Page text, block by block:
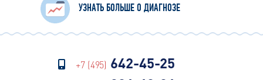
УЗНАТЬ БОЛЬШЕ О ДИАГНОЗЕ
+7 (495) 642-45-25